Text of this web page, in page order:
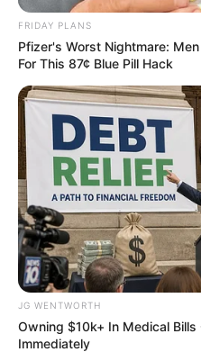
If You Owe $20,000
Sending 4 Separate Checks
JG WENTWORTH
ER Doctor: "I Threw Out
Found On CVS Aisle 7"
FRIDAY PLANS
FRIDAY PLANS
Pfizer's Worst Nightmare:
For This 87¢ Blue Pill Hack
JG WENTWORTH
Owning $10k+ In Medical
Immediately